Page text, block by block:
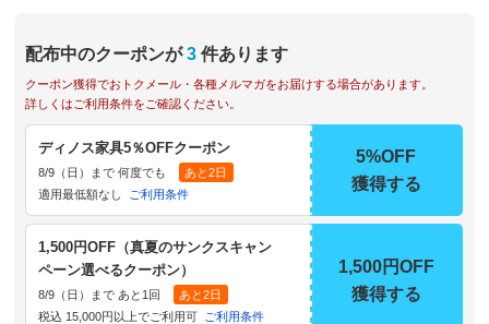
配布中のクーポンが 3 件あります
クーポン獲得でおトクメール・各種メルマガをお届けする場合があります。
詳しくはご利用条件をご確認ください。
ディノス家具5％OFFクーポン
8/9（日）まで 何度でも
あと2日
適用最低額なし
ご利用条件
5%OFF
獲得する
1,500円OFF（真夏のサンクスキャン
ペーン選べるクーポン）
8/9（日）まで あと1回
あと2日
税込 15,000円以上でご利用可
ご利用条件
1,500円OFF
獲得する